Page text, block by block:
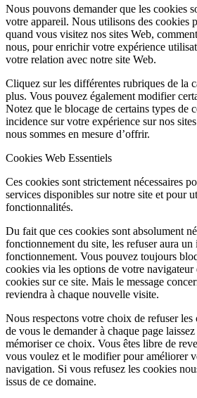
Nous pouvons demander que les cookies
votre appareil. Nous utilisons des cookies
quand vous visitez nos sites Web,
nous, pour enrichir votre expérience
votre relation avec notre site Web.
Cliquez sur les différentes rubriques de la
plus. Vous pouvez également modifier
Notez que le blocage de certains types de
incidence sur votre expérience sur nos
nous sommes en mesure d’offrir.
Cookies Web Essentiels
Ces cookies sont strictement nécessaires
services disponibles sur notre site et pour
fonctionnalités.
Du fait que ces cookies sont absolument
fonctionnement du site, les refuser aura un
fonctionnement. Vous pouvez toujours
cookies via les options de votre navigateur
cookies sur ce site. Mais le message
reviendra à chaque nouvelle visite.
Nous respectons votre choix de refuser
de vous le demander à chaque page
mémoriser ce choix. Vous êtes libre de
vous voulez et le modifier pour améliorer
navigation. Si vous refusez les cookies
issus de ce domaine.